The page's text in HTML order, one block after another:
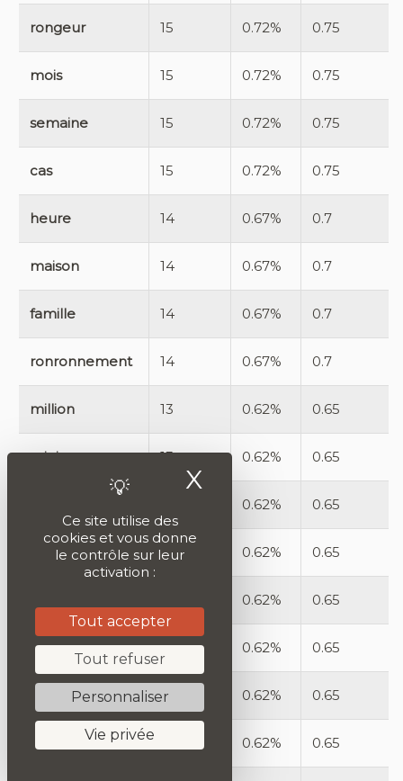
rongeur 15 0.72% 0.75
mois 15 0.72% 0.75
semaine 15 0.72% 0.75
cas 15 0.72% 0.75
heure 14 0.67% 0.7
maison 14 0.67% 0.7
famille 14 0.67% 0.7
ronronnement 14 0.67% 0.7
million 13 0.62% 0.65
origine 13 0.62% 0.65
0.62% 0.65
langue 13 0.62% 0.65
0.62% 0.65
mâle 13 0.62% 0.65
13 0.62% 0.65
domestication 0.62% 0.65
Ce site utilise des
cookies et vous donne
le contrôle sur leur
activation :
Tout accepter
Tout refuser
Personnaliser
Vie privée
X Masquer le